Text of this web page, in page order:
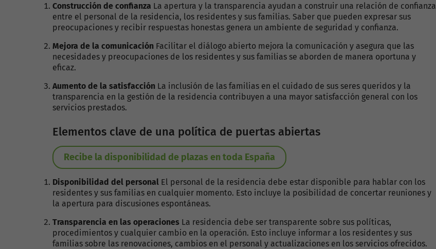
Construcción de confianza La apertura y la transparencia ayudan a construir una relación de confianza
entre el personal de la residencia, los residentes y sus familias. Saber que pueden expresar sus
preocupaciones y recibir respuestas honestas genera un ambiente de seguridad y confianza.
Mejora de la comunicación Facilitar el diálogo abierto mejora la comunicación y asegura que las
necesidades y preocupaciones de los residentes y sus familias se aborden de manera oportuna y
eficaz.
Aumento de la satisfacción La inclusión de las familias en el cuidado de sus seres queridos y la
transparencia en la gestión de la residencia contribuyen a una mayor satisfacción general con los
servicios prestados.
Elementos clave de una política de puertas abiertas
Recibe la disponibilidad de plazas en toda España
Disponibilidad del personal El personal de la residencia debe estar disponible para hablar con los
residentes y sus familias en cualquier momento. Esto incluye la posibilidad de concertar reuniones y
la apertura para discusiones espontáneas.
Transparencia en las operaciones La residencia debe ser transparente sobre sus políticas,
procedimientos y cualquier cambio en la operación. Esto incluye informar a los residentes y sus
familias sobre las renovaciones, cambios en el personal y actualizaciones en los servicios ofrecidos.